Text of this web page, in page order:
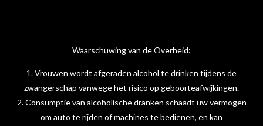
k
a
m
n
Waarschuwing van de Overheid:
1. Vrouwen wordt afgeraden alcohol te drinken tijdens de
zwangerschap vanwege het risico op geboorteafwijkingen.
2. Consumptie van alcoholische dranken schaadt uw vermogen
om auto te rijden of machines te bedienen, en kan